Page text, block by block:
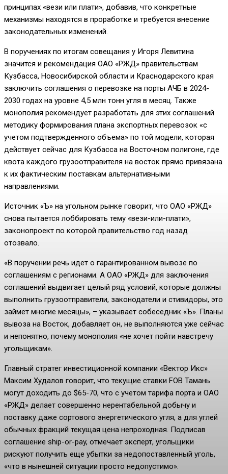
принципах «вези или плати», добавив, что конкретные
механизмы находятся в проработке и требуется внесение
законодательных изменений.
В поручениях по итогам совещания у Игоря Левитина
значится и рекомендация ОАО «РЖД» правительствам
Кузбасса, Новосибирской области и Краснодарского края
заключить соглашения о перевозке на порты АЧБ в 2024-
2030 годах на уровне 4,5 млн тонн угля в месяц. Также
монополия рекомендует разработать для этих соглашений
методику формирования плана экспортных перевозок «с
учетом подтвержденного объема» по той модели, которая
действует сейчас для Кузбасса на Восточном полигоне, где
квота каждого грузоотправителя на восток прямо привязана
к их фактическим поставкам альтернативными
направлениями.
Источник «Ъ» на угольном рынке говорит, что ОАО «РЖД»
снова пытается лоббировать тему «вези-или-плати»,
законопроект по которой правительство год назад
отозвало.
«В поручении речь идет о гарантированном вывозе по
соглашениям с регионами. А ОАО «РЖД» для заключения
соглашений выдвигает целый ряд условий, которые должны
выполнить грузоотправители, законодатели и стивидоры, это
займет многие месяцы», – указывает собеседник «Ъ». Планы
вывоза на Восток, добавляет он, не выполняются уже сейчас
и непонятно, почему монополия «не хочет пойти навстречу
угольщикам».
Главный стратег инвестиционной компании «Вектор Икс»
Максим Худалов говорит, что текущие ставки FOB Тамань
могут доходить до $65-70, что с учетом тарифа порта и ОАО
«РЖД» делает совершенно нерентабельной добычу и
поставку даже сортового энергетического угля, а для углей
обычных фракций текущая цена непроходная. Подписав
соглашение ship-or-pay, отмечает эксперт, угольщики
рискуют получить еще убытки за недопоставленный уголь,
«что в нынешней ситуации просто недопустимо».